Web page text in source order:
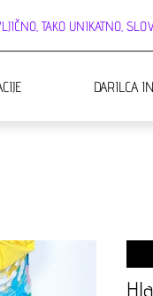
TAKO UNIKATNO,
DARILCA